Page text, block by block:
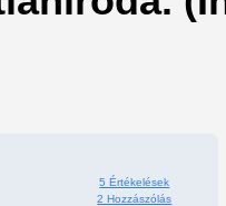
5 Értékelések
2 Hozzászólás